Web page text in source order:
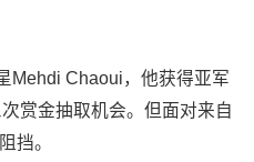
Mehdi Chaoui，他获得亚军
赏金抽取机会。但面对来自
挡。